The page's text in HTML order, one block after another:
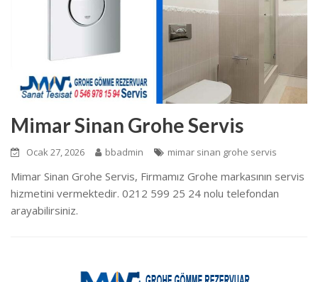
Mimar Sinan Grohe Servis
Ocak 27, 2026 bbadmin mimar sinan grohe servis
Mimar Sinan Grohe Servis, Firmamız Grohe markasının servis
hizmetini vermektedir. 0212 599 25 24 nolu telefondan
arayabilirsiniz.